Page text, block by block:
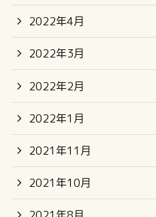
2022年4月
2022年3月
2022年2月
2022年1月
2021年11月
2021年10月